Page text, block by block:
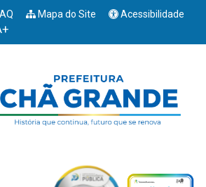
Mapa do Site
Acessibilidade